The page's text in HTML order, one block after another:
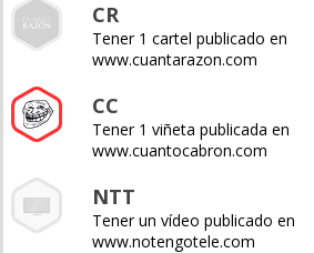
CR
Tener 1 cartel publicado en
www.cuantarazon.com
CC
Tener 1 viñeta publicada en
www.cuantocabron.com
NTT
Tener un vídeo publicado en
www.notengotele.com